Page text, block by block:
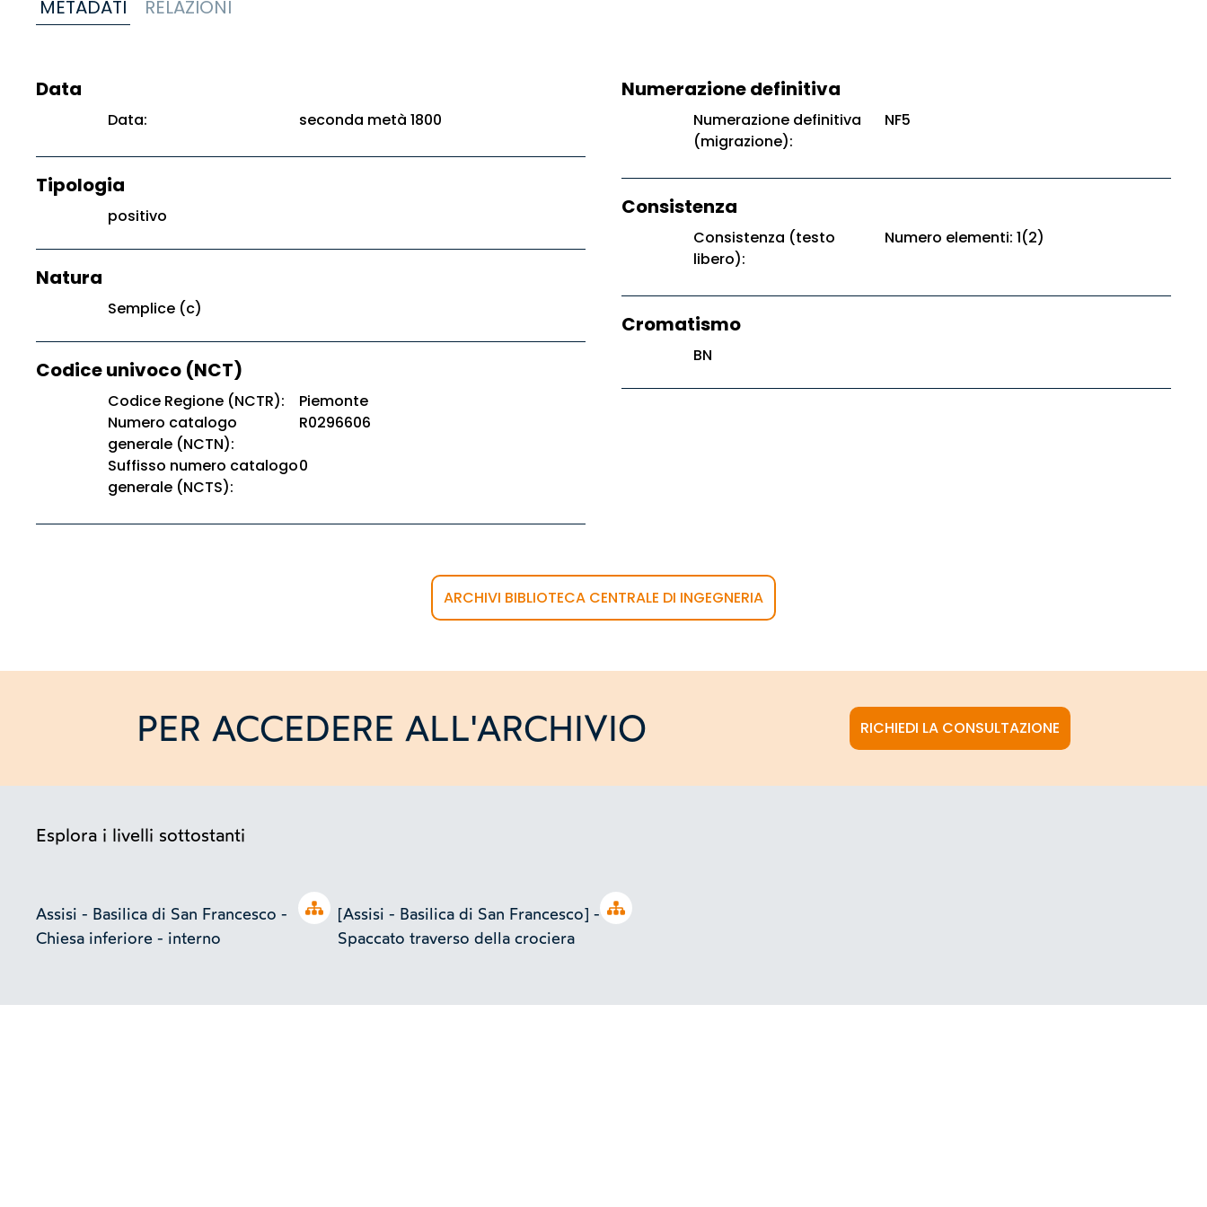
METADATI RELAZIONI
Data
Data: seconda metà 1800
Tipologia
positivo
Natura
Semplice (c)
Codice univoco (NCT)
Codice Regione (NCTR):
Piemonte
Numero catalogo
generale (NCTN):
R0296606
Suffisso numero catalogo
generale (NCTS):
0
Numerazione definitiva
Numerazione definitiva
(migrazione):
NF5
Consistenza
Consistenza (testo
libero):
Numero elementi: 1(2)
Cromatismo
BN
ARCHIVI BIBLIOTECA CENTRALE DI INGEGNERIA
PER ACCEDERE ALL'ARCHIVIO RICHIEDI LA CONSULTAZIONE
Esplora i livelli sottostanti
Open tree
Assisi - Basilica di San Francesco -
Chiesa inferiore - interno
Open tree
[Assisi - Basilica di San Francesco] -
Spaccato traverso della crociera